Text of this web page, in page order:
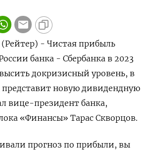
- Чистая прибыль
банка - Сбербанка в 2023
докризисный уровень, в
представит новую дивидендную
вице-президент банка,
«Финансы» Тарас Скворцов.
прогноз по прибыли, вы